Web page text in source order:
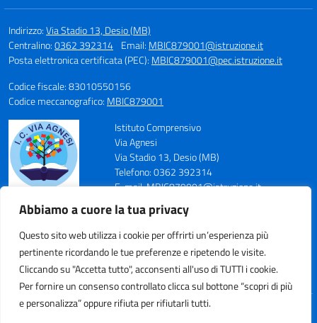
Abbiamo a cuore la tua privacy
Questo sito web utilizza i cookie per offrirti un’esperienza più
pertinente ricordando le tue preferenze e ripetendo le visite.
Cliccando su "Accetta tutto", acconsenti all'uso di TUTTI i cookie.
Per fornire un consenso controllato clicca sul bottone “scopri di più
e personalizza” oppure rifiuta per rifiutarli tutti.
Indirizzo:Via Stadio 13, Desio (MB)
Centralino:0362 392314 Email: MBIC879001@istruzione.it
Posta elettronica certificata (PEC): MBIC879001@pec.istruzione.it
Codice fiscale: 83010550156
Codice meccanografico: MBIC879001
Istituto Comprensivo
Via Agnesi
Via Stadio 13, Desio (MB)
Telefono: 0362 392314
E-mail: MBIC879001@istruzione.it
PEC: MBIC879001@pec.istruzione.it
Codice Meccanografico: MBIC879001
Codice Fiscale: 83010550156